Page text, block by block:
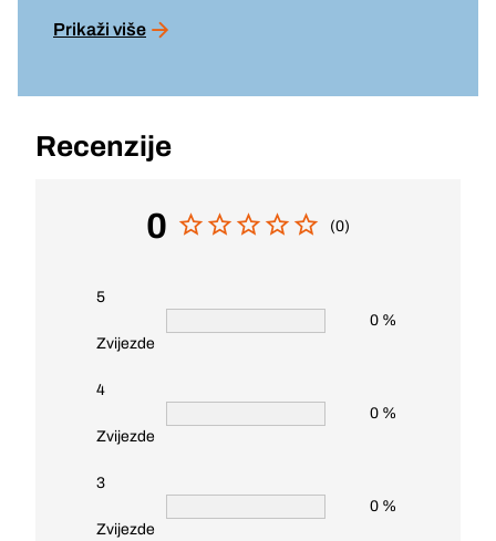
Prikaži više
Recenzije
0 (0)
5
Zvijezde
0 %
4
Zvijezde
0 %
3
Zvijezde
0 %